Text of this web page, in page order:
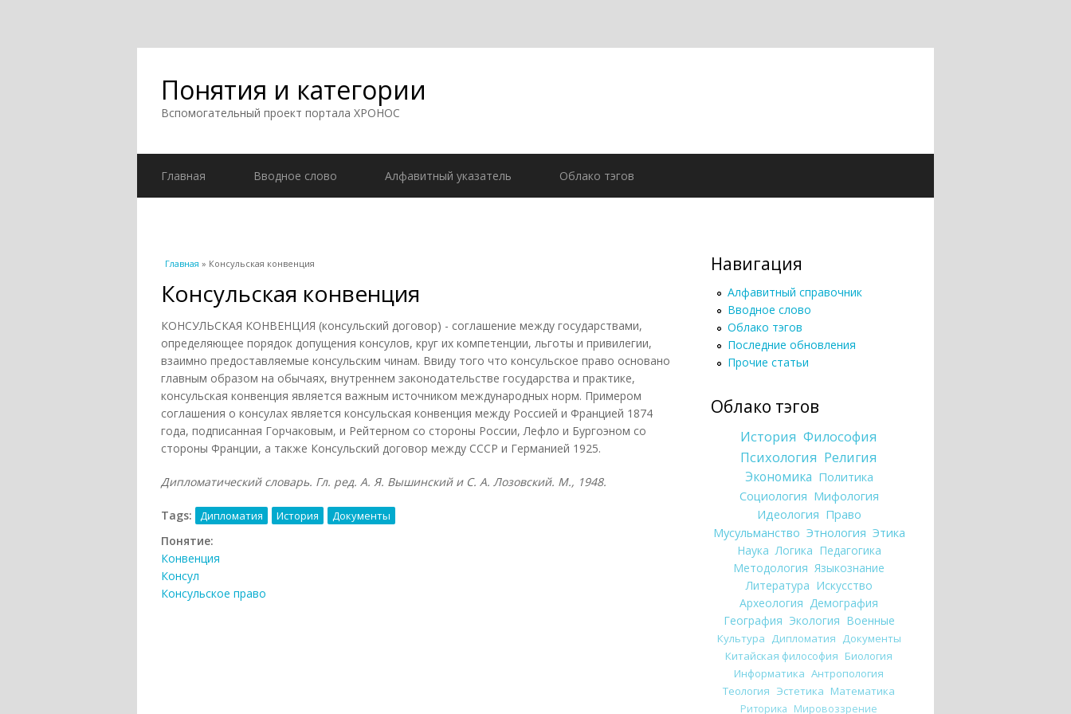
Понятия и категории
Вспомогательный проект портала ХРОНОС
Главная Вводное слово Алфавитный указатель Облако тэгов
Вы здесь
Главная » Консульская конвенция
Консульская конвенция
КОНСУЛЬСКАЯ КОНВЕНЦИЯ (консульский договор) - соглашение между государствами,
определяющее порядок допущения консулов, круг их компетенции, льготы и привилегии,
взаимно предоставляемые консульским чинам. Ввиду того что консульское право основано
главным образом на обычаях, внутреннем законодательстве государства и практике,
консульская конвенция является важным источником международных норм. Примером
соглашения о консулах является консульская конвенция между Россией и Францией 1874
года, подписанная Горчаковым, и Рейтерном со стороны России, Лефло и Бургоэном со
стороны Франции, а также Консульский договор между СССР и Германией 1925.
Дипломатический словарь. Гл. ред. А. Я. Вышинский и С. А. Лозовский. М., 1948.
Tags: Дипломатия История Документы
Понятие:
Конвенция
Консул
Консульское право
Навигация
Алфавитный справочник
Вводное слово
Облако тэгов
Последние обновления
Прочие статьи
Облако тэгов
История Философия
Психология Религия
Экономика Политика
Социология Мифология
Идеология Право
Мусульманство Этнология Этика
Наука Логика Педагогика
Методология Языкознание
Литература Искусство
Археология Демография
География Экология Военные
Культура Дипломатия Документы
Китайская философия Биология
Информатика Антропология
Теология Эстетика Математика
Риторика Мировоззрение